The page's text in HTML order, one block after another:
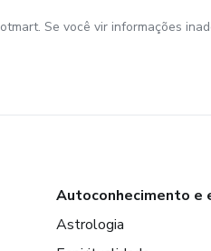
Se você vir informações
Autoconhecimento e
Astrologia